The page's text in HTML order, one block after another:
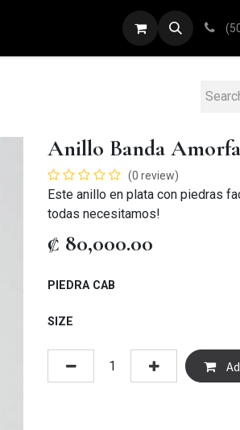
PULSERAS
Anillo Banda
(0 review)
Este anillo en plata con piedras
todas necesitamos!
₡ 80,000.00
PIEDRA CAB
SIZE